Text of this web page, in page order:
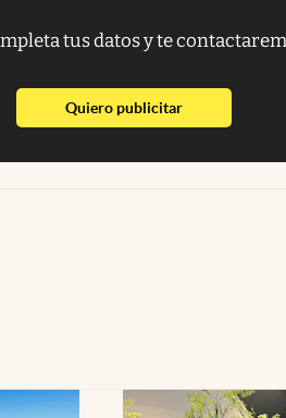
tus datos y te
Quiero publicitarabre en nueva